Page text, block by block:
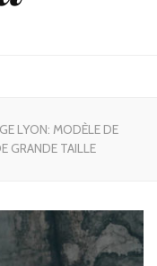
LYON: MODÈLE DE
GRANDE TAILLE